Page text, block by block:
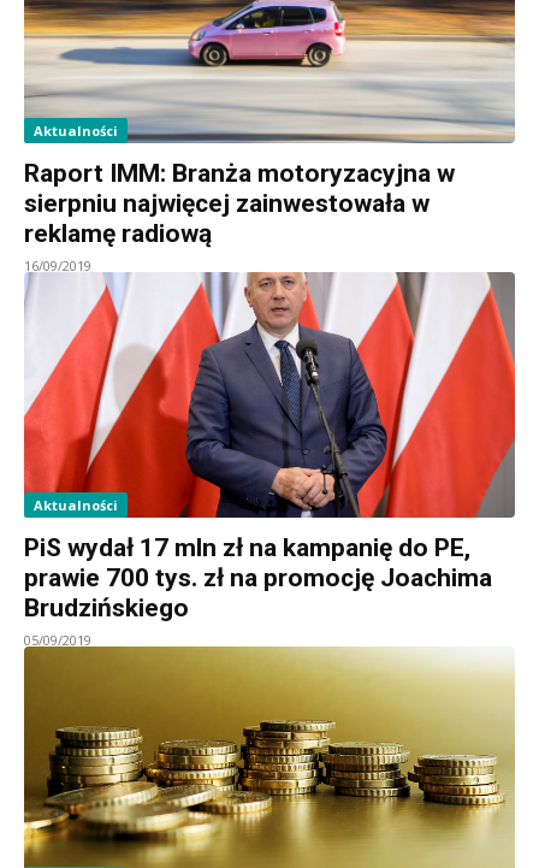
Aktualności
Raport IMM: Branża motoryzacyjna w
sierpniu najwięcej zainwestowała w
reklamę radiową
16/09/2019
Aktualności
PiS wydał 17 mln zł na kampanię do PE,
prawie 700 tys. zł na promocję Joachima
Brudzińskiego
05/09/2019